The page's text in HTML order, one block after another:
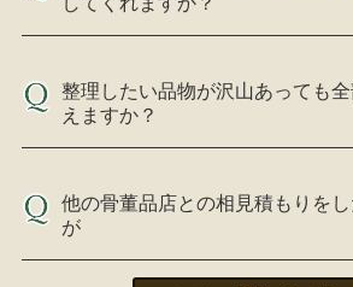
整理したい品物が沢山あっても
えますか？
他の骨董品店との相見積もりを
が